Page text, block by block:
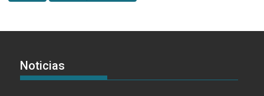
Noticias